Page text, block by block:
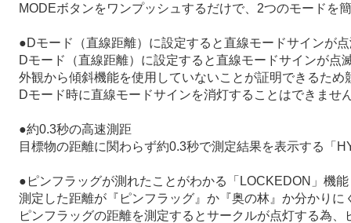
MODEボタンをワンプッシュするだけで、2つのモードを
●Dモード（直線距離）に設定すると直線モードサインが
Dモード（直線距離）に設定すると直線モードサインが点
外観から傾斜機能を使用していないことが証明できるため
Dモード時に直線モードサインを消灯することはできま
●約0.3秒の高速測距
目標物の距離に関わらず約0.3秒で測定結果を表示する「
●ピンフラッグが測れたことがわかる「LOCKEDON」機能
測定した距離が『ピンフラッグ』か『奥の林』か分かり
ピンフラッグの距離を測定するとサークルが点灯する為